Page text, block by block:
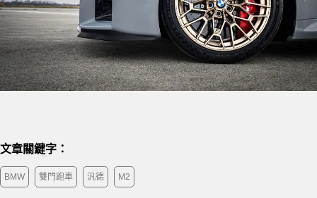
文章關鍵字：
BMW 雙門跑車 汎德 M2